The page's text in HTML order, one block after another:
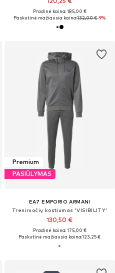
Pradinė kaina: 185,00 €
Paskutinė mažiausia kaina:132,00 €-9%
Premium
PASIŪLYMAS
EA7 EMPORIO ARMANI
Treniruočių kostiumas 'VISIBILITY'
130,50 €
Pradinė kaina: 175,00 €
Paskutinė mažiausia kaina:123,25 €